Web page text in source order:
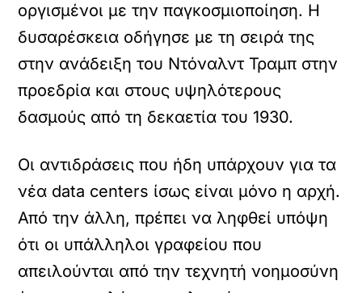
οργισμένοι με την παγκοσμιοποίηση. Η
δυσαρέσκεια οδήγησε με τη σειρά της
στην ανάδειξη του Ντόναλντ Τραμπ στην
προεδρία και στους υψηλότερους
δασμούς από τη δεκαετία του 1930.
Οι αντιδράσεις που ήδη υπάρχουν για τα
νέα data centers ίσως είναι μόνο η αρχή.
Από την άλλη, πρέπει να ληφθεί υπόψη
ότι οι υπάλληλοι γραφείου που
απειλούνται από την τεχνητή νοημοσύνη